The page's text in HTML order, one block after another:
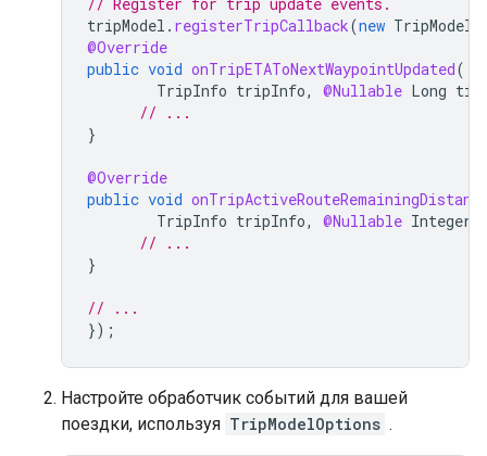
tripModel . registerTripCallback(new
@Override
public void onTripETAToNextWaypointUpdated(
TripInfo tripInfo, @Nullable Long
// ...
}
@Override
public void
TripInfo tripInfo, @Nullable Integer
// ...
}
// ...
});
Настройте обработчик событий для вашей
поездки, используя TripModelOptions .